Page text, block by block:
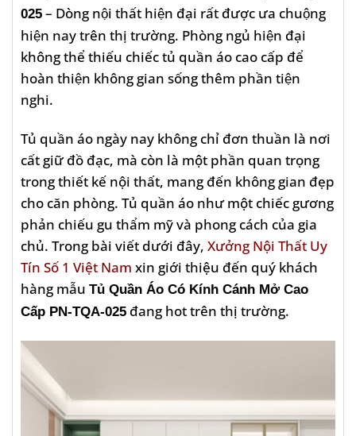
025 – Dòng nội thất hiện đại rất được ưa chuộng
hiện nay trên thị trường. Phòng ngủ hiện đại
không thể thiếu chiếc tủ quần áo cao cấp để
hoàn thiện không gian sống thêm phần tiện
nghi.
Tủ quần áo ngày nay không chỉ đơn thuần là nơi
cất giữ đồ đạc, mà còn là một phần quan trọng
trong thiết kế nội thất, mang đến không gian đẹp
cho căn phòng. Tủ quần áo như một chiếc gương
phản chiếu gu thẩm mỹ và phong cách của gia
chủ. Trong bài viết dưới đây, Xưởng Nội Thất Uy
Tín Số 1 Việt Nam xin giới thiệu đến quý khách
hàng mẫu Tủ Quần Áo Có Kính Cánh Mở Cao
Cấp PN-TQA-025 đang hot trên thị trường.